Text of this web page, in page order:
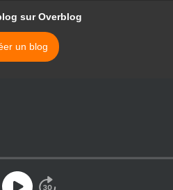
sur Overblog
un blog